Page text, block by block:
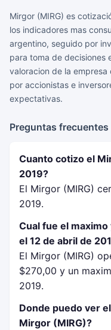
Mirgor (MIRG) es
los indicadores mas
argentino, seguido por
para toma de decisiones
valoracion de la
por accionistas e
expectativas.
Preguntas frecuentes
Cuanto cotizo el
2019?
El Mirgor (MIRG)
2019.
Cual fue el
el 12 de abril de
El Mirgor (MIRG)
$270,00 y un
2019.
Donde puedo ver
Mirgor (MIRG)?